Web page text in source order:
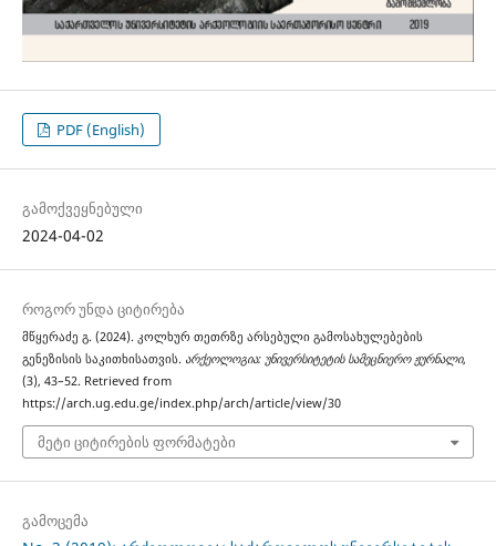
PDF (English)
გამოქვეყნებული
2024-04-02
როგორ უნდა ციტირება
მწყერაძე გ. (2024). კოლხურ თეთრზე არსებული გამოსახულებების
გენეზისის საკითხისათვის. არქეოლოგია: უნივერსიტეტის სამეცნიერო ჟურნალი,
(3), 43–52. Retrieved from
https://arch.ug.edu.ge/index.php/arch/article/view/30
მეტი ციტირების ფორმატები
გამოცემა